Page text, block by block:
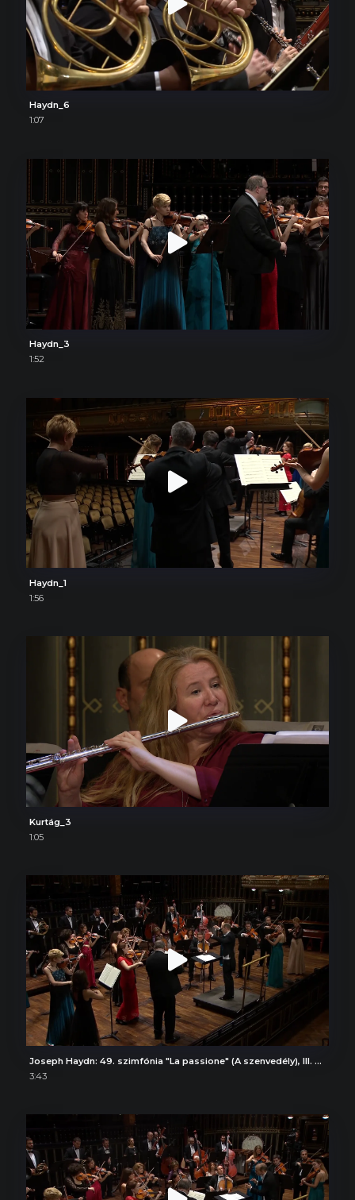
Haydn_6
1:07
Haydn_3
1:52
Haydn_1
1:56
Kurtág_3
1:05
Joseph Haydn: 49. szimfónia "La passione" (A szenvedély), III. Menuet e Trio
3:43